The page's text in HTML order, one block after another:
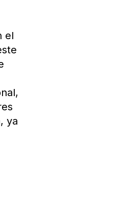
el
ya